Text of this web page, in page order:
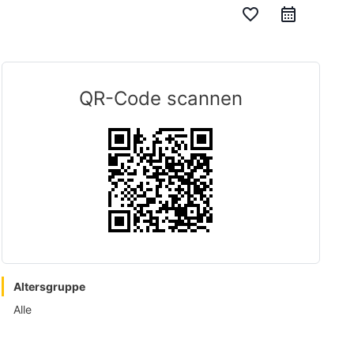
favorite_border
QR-Code scannen
Altersgruppe
Alle